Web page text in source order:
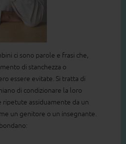
ci sono parole e frasi che,
di stanchezza o
essere evitate. Si tratta di
di condizionare la loro
ripetute assiduamente da un
un genitore o un insegnante.